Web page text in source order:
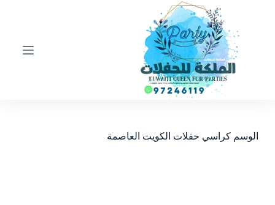
الوسم كراسي حفلات الكويت العاصمة